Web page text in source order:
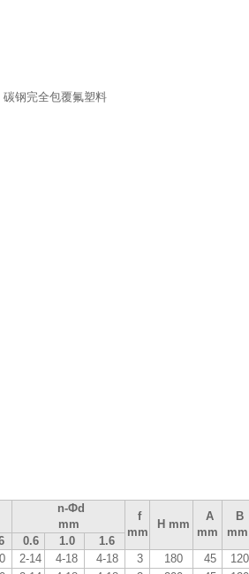
钢完全包覆氟塑料
n-Фd
mm
f
mm
H mm
A
mm
B
mm
0.6 1.0
1.6
2-14 4-18 4-18 3 180 45 120